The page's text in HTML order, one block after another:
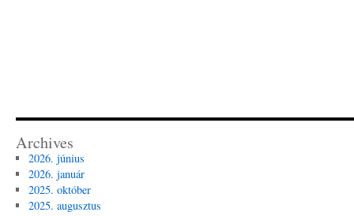
Archives
2026. június
2026. január
2025. október
2025. augusztus